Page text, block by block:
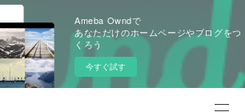
Ameba Owndで
あなただけのホームページやブログをつ
くろう
今すぐ試す